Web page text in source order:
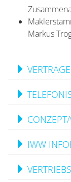
Markus
VERTRÄGE
IWW